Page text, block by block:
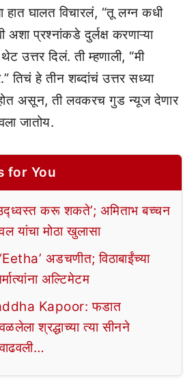
हात घालत विचारलं, “तू लग्न कधी
प्रश्नांकडे दुर्लक्ष करणाऱ्या
उत्तर दिलं. ती म्हणाली, “मी
तिचं हे तीन शब्दांचं उत्तर सध्या
असून, ती लवकरच गुड न्यूज देणार
जातोय.
for You
करू शकते’; अमिताभ बच्चन
यांचा मोठा खुलासा
अडचणीत; विठाबाईंच्या
अल्टिमेटम
Kapoor: फडात
श्रद्धाच्या त्या सीनने